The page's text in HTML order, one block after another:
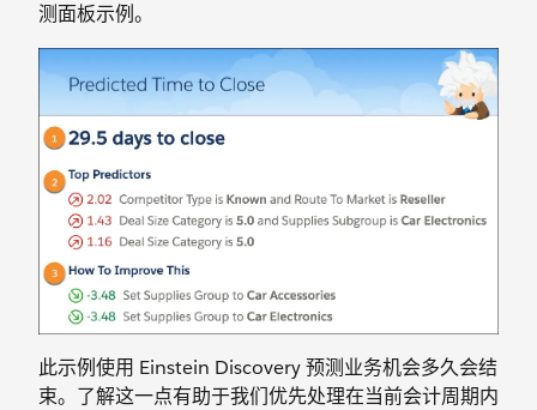
测面板示例。
此示例使用 Einstein Discovery 预测业务机会多久会结
束。了解这一点有助于我们优先处理在当前会计周期内